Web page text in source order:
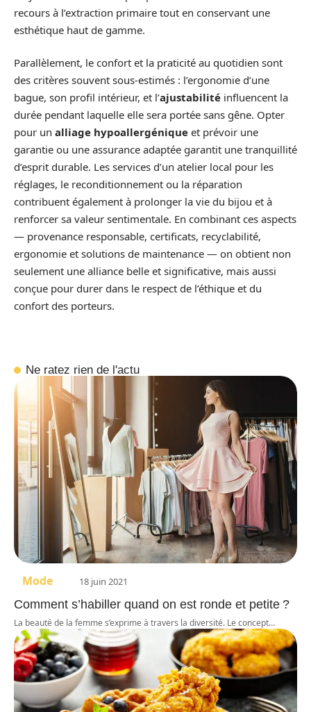
recours à l’extraction primaire tout en conservant une
esthétique haut de gamme.
Parallèlement, le confort et la praticité au quotidien sont
des critères souvent sous-estimés : l’ergonomie d’une
bague, son profil intérieur, et l’ajustabilité influencent la
durée pendant laquelle elle sera portée sans gêne. Opter
pour un alliage hypoallergénique et prévoir une
garantie ou une assurance adaptée garantit une tranquillité
d’esprit durable. Les services d’un atelier local pour les
réglages, le reconditionnement ou la réparation
contribuent également à prolonger la vie du bijou et à
renforcer sa valeur sentimentale. En combinant ces aspects
— provenance responsable, certificats, recyclabilité,
ergonomie et solutions de maintenance — on obtient non
seulement une alliance belle et significative, mais aussi
conçue pour durer dans le respect de l’éthique et du
confort des porteurs.
Ne ratez rien de l'actu
Mode 18 juin 2021
Comment s’habiller quand on est ronde et petite ?
La beauté de la femme s’exprime à travers la diversité. Le concept…